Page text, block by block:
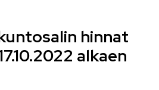
hinnat
alkaen